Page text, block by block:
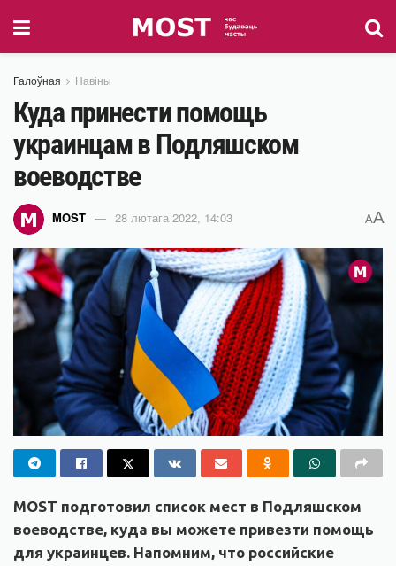
Галоўная Навіны
Куда принести помощь
украинцам в Подляшском
воеводстве
MOST 28 лютага 2022, 14:03 AA
MOST подготовил список мест в Подляшском
воеводстве, куда вы можете привезти помощь
для украинцев. Напомним, что российские